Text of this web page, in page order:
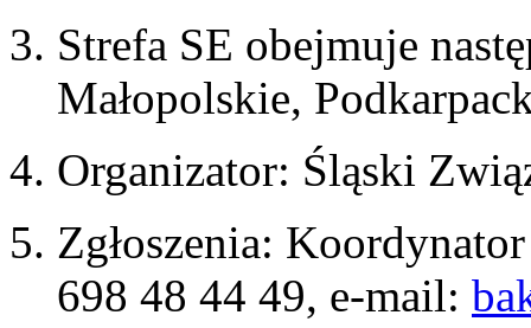
Strefa SE obejmuje
Małopolskie,
Organizator: Śląski
Zgłoszenia:
698 48 44 49, e-mail: